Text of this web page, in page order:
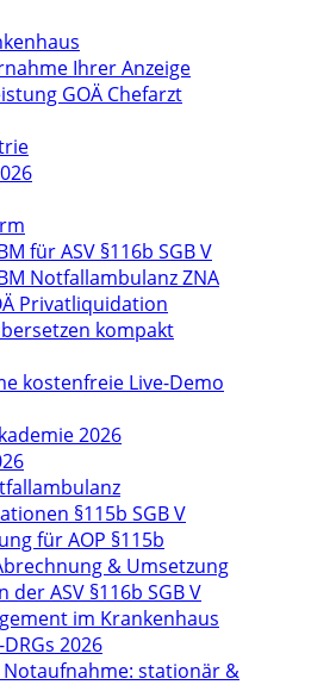
Ihrer Anzeige
GOÄ Chefarzt
für ASV §116b SGB V
Notfallambulanz ZNA
Privatliquidation
kompakt
kostenfreie Live-Demo
2026
§115b SGB V
für AOP §115b
& Umsetzung
ASV §116b SGB V
im Krankenhaus
2026
stationär &